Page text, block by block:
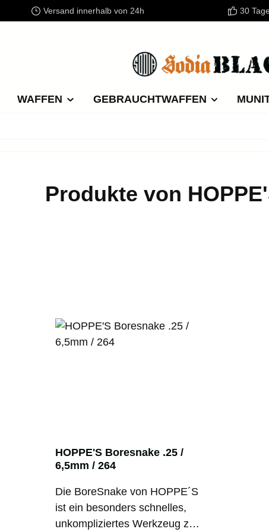
Versand innerhalb von 24h 30
WAFFEN GEBRAUCHTWAFFEN
Produkte von
HOPPE'S Boresnake .25 /
6,5mm / 264
Die BoreSnake von HOPPE´S
ist ein besonders schnelles,
unkompliziertes Werkzeug zur